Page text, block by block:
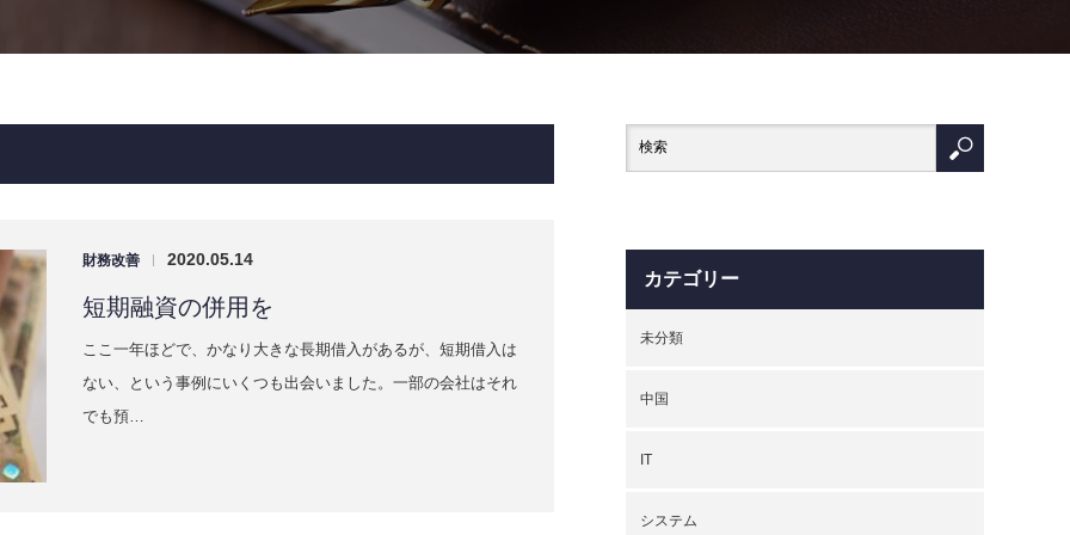
財務改善 | 2020.05.14
短期融資の併用を
ここ一年ほどで、かなり大きな長期借入があるが、短期借入は
ない、という事例にいくつも出会いました。一部の会社はそれ
でも預…
カテゴリー
未分類
中国
IT
システム